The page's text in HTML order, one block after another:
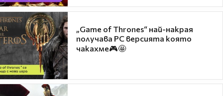
„Game of Thrones“ най-накрая
получава PC версията която
чакахме🎮🤩